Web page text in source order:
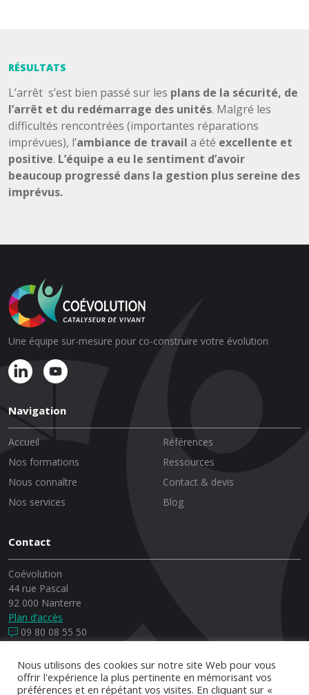
RÉSULTATS
L’arrêt s’est bien passé sur les plans de la sécurité, de
l’arrêt et du redémarrage des unités. Malgré les
difficultés rencontrées (importantes réparations
imprévues), l’ambiance de travail a été excellente et
positive. L’équipe a eu le sentiment d’avoir
beaucoup progressé dans la gestion plus sereine des
imprévus.
Une équipe sur-mesure pour co-construire votre évolution
Navigation
Accueil
Nos formations
Nous connaître
Nos services
Références
Ressources
Contact & devis
Blog
Contact
Coévolution
44 rue Pascal
92 000 Nanterre
Plan d’accès
09 80 08 55 50
Nous utilisons des cookies sur notre site Web pour vous
offrir l'expérience la plus pertinente en mémorisant vos
préférences et en répétant vos visites. En cliquant sur «